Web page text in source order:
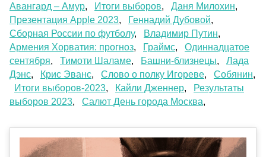
Авангард – Амур, Итоги выборов, Даня Милохин,
Презентация Apple 2023, Геннадий Дубовой,
Сборная России по футболу, Владимир Путин,
Армения Хорватия: прогноз, Граймс, Одиннадцатое
сентября, Тимоти Шаламе, Башни-близнецы, Лада
Дэнс, Крис Эванс, Слово о полку Игореве, Собянин,
Итоги выборов-2023, Кайли Дженнер,
Результаты
выборов 2023, Салют День города Москва,